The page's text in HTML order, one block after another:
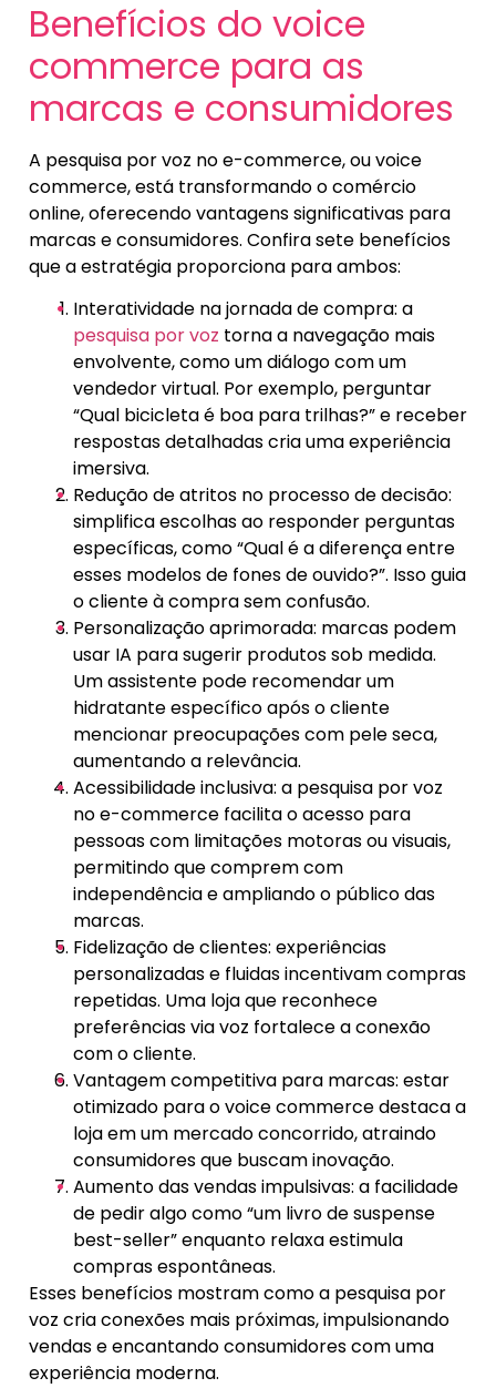
Benefícios do voice
commerce para as
marcas e consumidores
A pesquisa por voz no e-commerce, ou voice
commerce, está transformando o comércio
online, oferecendo vantagens significativas para
marcas e consumidores. Confira sete benefícios
que a estratégia proporciona para ambos:
Interatividade na jornada de compra: a
pesquisa por voz torna a navegação mais
envolvente, como um diálogo com um
vendedor virtual. Por exemplo, perguntar
“Qual bicicleta é boa para trilhas?” e receber
respostas detalhadas cria uma experiência
imersiva.
Redução de atritos no processo de decisão:
simplifica escolhas ao responder perguntas
específicas, como “Qual é a diferença entre
esses modelos de fones de ouvido?”. Isso guia
o cliente à compra sem confusão.
Personalização aprimorada: marcas podem
usar IA para sugerir produtos sob medida.
Um assistente pode recomendar um
hidratante específico após o cliente
mencionar preocupações com pele seca,
aumentando a relevância.
Acessibilidade inclusiva: a pesquisa por voz
no e-commerce facilita o acesso para
pessoas com limitações motoras ou visuais,
permitindo que comprem com
independência e ampliando o público das
marcas.
Fidelização de clientes: experiências
personalizadas e fluidas incentivam compras
repetidas. Uma loja que reconhece
preferências via voz fortalece a conexão
com o cliente.
Vantagem competitiva para marcas: estar
otimizado para o voice commerce destaca a
loja em um mercado concorrido, atraindo
consumidores que buscam inovação.
Aumento das vendas impulsivas: a facilidade
de pedir algo como “um livro de suspense
best-seller” enquanto relaxa estimula
compras espontâneas.
Esses benefícios mostram como a pesquisa por
voz cria conexões mais próximas, impulsionando
vendas e encantando consumidores com uma
experiência moderna.